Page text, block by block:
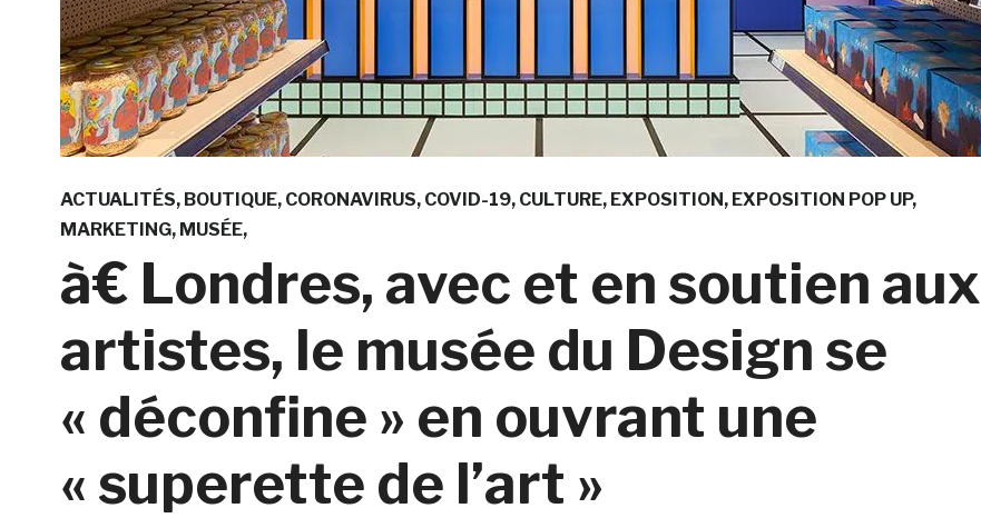
ACTUALITÉS BOUTIQUE CORONAVIRUS COVID-19 CULTURE EXPOSITION EXPOSITION POP UP
MARKETING MUSÉE
à€ Londres, avec et en soutien aux
artistes, le musée du Design se
« déconfine » en ouvrant une
« superette de l’art »